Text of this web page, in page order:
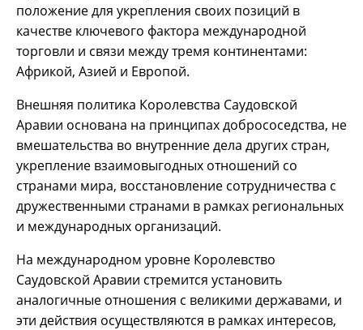
положение для укрепления своих позиций в
качестве ключевого фактора международной
торговли и связи между тремя континентами:
Африкой, Азией и Европой.
Внешняя политика Королевства Саудовской
Аравии основана на принципах добрососедства, не
вмешательства во внутренние дела других стран,
укрепление взаимовыгодных отношений со
странами мира, восстановление сотрудничества с
дружественными странами в рамках региональных
и международных организаций.
На международном уровне Королевство
Саудовской Аравии стремится установить
аналогичные отношения с великими державами, и
эти действия осуществляются в рамках интересов,